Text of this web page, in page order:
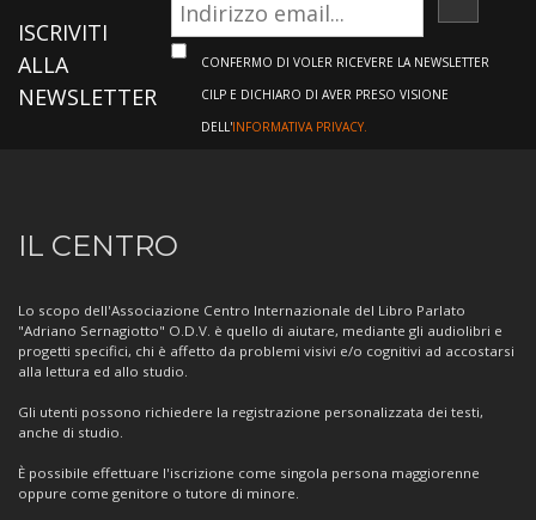
ISCRIVITI
ALLA
NEWSLETTER
CONFERMO DI VOLER RICEVERE LA NEWSLETTER
CILP E DICHIARO DI AVER PRESO VISIONE
DELL'INFORMATIVA PRIVACY.
Informazioni
sul
Centro
IL CENTRO
Lo scopo dell'Associazione Centro Internazionale del Libro Parlato
"Adriano Sernagiotto" O.D.V. è quello di aiutare, mediante gli audiolibri e
progetti specifici, chi è affetto da problemi visivi e/o cognitivi ad accostarsi
alla lettura ed allo studio.
Gli utenti possono richiedere la registrazione personalizzata dei testi,
anche di studio.
È possibile effettuare l'iscrizione come singola persona maggiorenne
oppure come genitore o tutore di minore.